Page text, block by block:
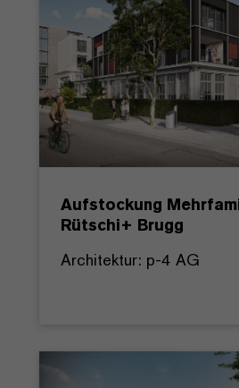
Aufstockung
Rütschi+ Brugg
Architektur: p-4 AG